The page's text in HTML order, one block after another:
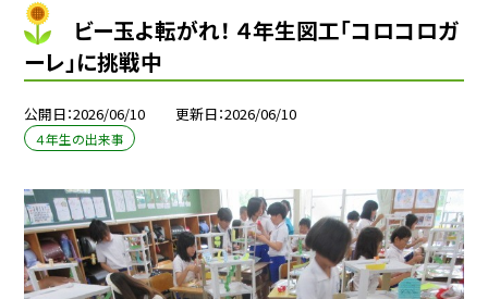
ビー玉よ転がれ！ ４年生図工「コロコロガ
ーレ」に挑戦中
公開日 2026/06/10 更新日 2026/06/10
４年生の出来事